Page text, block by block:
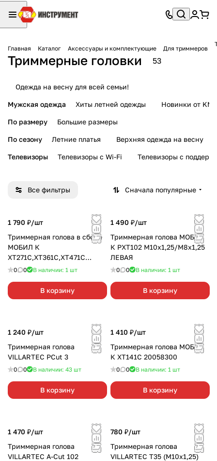
Главная Каталог Аксессуары и комплектующие Для триммеров
Триммерные головки 53
Одежда на весну для всей семьи!
Мужская одежда Хиты летней одежды Новинки от KMI
По размеру Большие размеры
По сезону Летние платья Верхняя одежда на весну
Телевизоры Телевизоры с Wi-Fi Телевизоры с
Все фильтры Сначала популярные
1 790 ₽/шт
Триммерная голова в сборе
МОБИЛ К
ХТ271С,ХТ361С,ХТ471С
20070422
0 0 В наличии: 1 шт
В корзину
1 490 ₽/шт
Триммерная голова МОБИЛ
К РХТ102 М10х1,25/М8х1,25
ЛЕВАЯ
0 0 В наличии: 1 шт
В корзину
1 240 ₽/шт
Триммерная голова
VILLARTEC PCut 3
0 0 В наличии: 43 шт
В корзину
1 410 ₽/шт
Триммерная голова МОБИЛ
К ХТ141С 20058300
0 0 В наличии: 1 шт
В корзину
1 470 ₽/шт
Триммерная голова
VILLARTEC A-Cut 102
780 ₽/шт
Триммерная голова
VILLARTEC Т35 (М10х1,25)